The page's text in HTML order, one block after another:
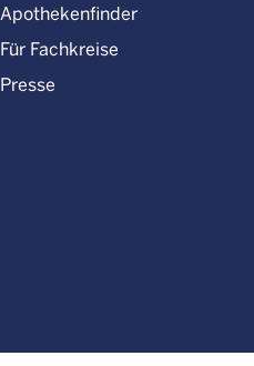
Apothekenfinder
Für Fachkreise
Presse